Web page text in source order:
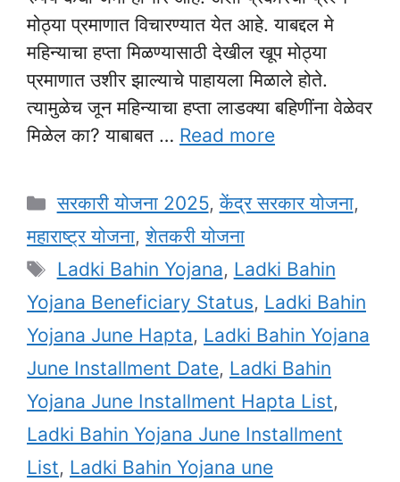
मोठ्या प्रमाणात विचारण्यात येत आहे. याबद्दल मे
महिन्याचा हप्ता मिळण्यासाठी देखील खूप मोठ्या
प्रमाणात उशीर झाल्याचे पाहायला मिळाले होते.
त्यामुळेच जून महिन्याचा हप्ता लाडक्या बहिणींना वेळेवर
मिळेल का? याबाबत … Read more
Categories
सरकारी योजना 2025,केंद्र सरकार योजना,
महाराष्ट्र योजना,शेतकरी योजना
Tags
Ladki Bahin Yojana, Ladki Bahin
Yojana Beneficiary Status, Ladki Bahin
Yojana June Hapta, Ladki Bahin Yojana
June Installment Date, Ladki Bahin
Yojana June Installment Hapta List,
Ladki Bahin Yojana June Installment
List, Ladki Bahin Yojana une